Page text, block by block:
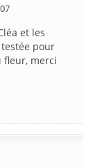
et les
pour
fleur, merci